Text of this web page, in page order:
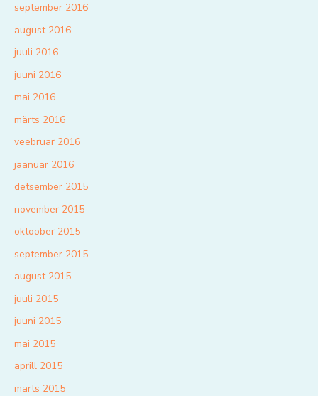
september 2016
august 2016
juuli 2016
juuni 2016
mai 2016
märts 2016
veebruar 2016
jaanuar 2016
detsember 2015
november 2015
oktoober 2015
september 2015
august 2015
juuli 2015
juuni 2015
mai 2015
aprill 2015
märts 2015